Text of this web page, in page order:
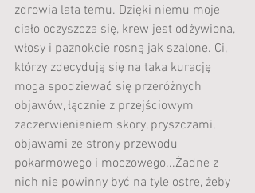
zdrowia lata temu. Dzięki niemu moje
ciało oczyszcza się, krew jest odżywiona,
włosy i paznokcie rosną jak szalone. Ci,
którzy zdecydują się na taka kurację
moga spodziewać się przeróżnych
objawów, łącznie z przejściowym
zaczerwienieniem skory, pryszczami,
objawami ze strony przewodu
pokarmowego i moczowego...Żadne z
nich nie powinny być na tyle ostre, żeby